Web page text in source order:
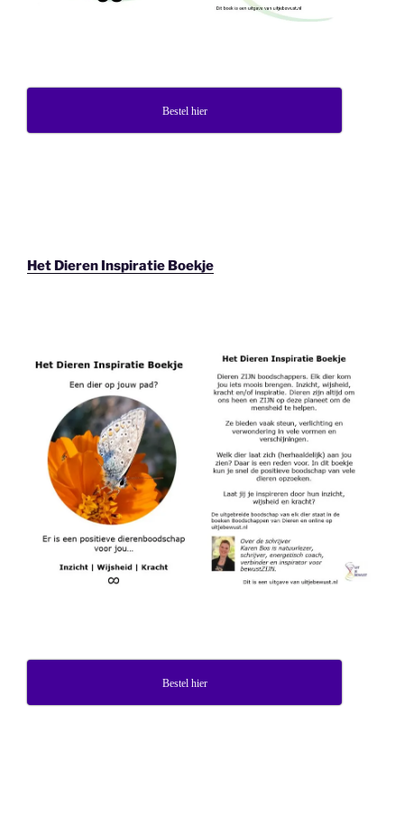
Bestel hier
Het Dieren Inspiratie Boekje
Bestel hier